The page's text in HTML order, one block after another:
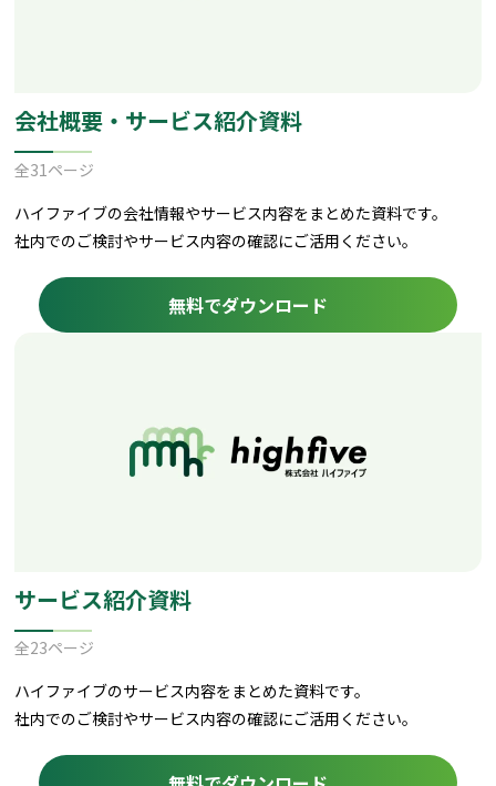
会社概要・サービス紹介資料
全31ページ
ハイファイブの会社情報やサービス内容をまとめた資料です。
社内でのご検討やサービス内容の確認にご活用ください。
無料でダウンロード
サービス紹介資料
全23ページ
ハイファイブのサービス内容をまとめた資料です。
社内でのご検討やサービス内容の確認にご活用ください。